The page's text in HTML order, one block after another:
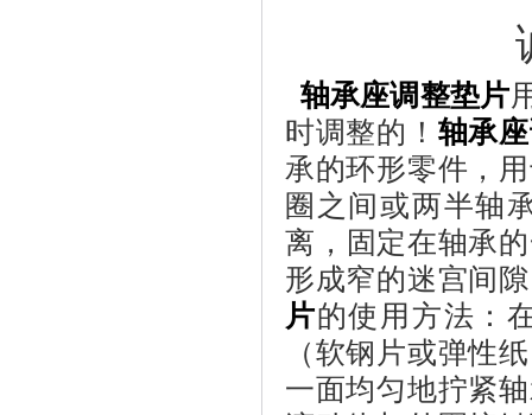
轴承座调整垫片
时调整的！ 轴承
承的环形零件 ，
圈之间或两半轴
离 ， 固定在轴承
形成窄的迷宫间
片的使用方法：
（软钢片或弹性
一面均匀地拧紧